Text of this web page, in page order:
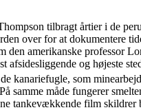
tilbragt årtier i de
over for at dokumentere
den amerikanske professor
afsidesliggende og højeste
kanariefugle, som
samme måde fungerer
tankevækkende film skildrer